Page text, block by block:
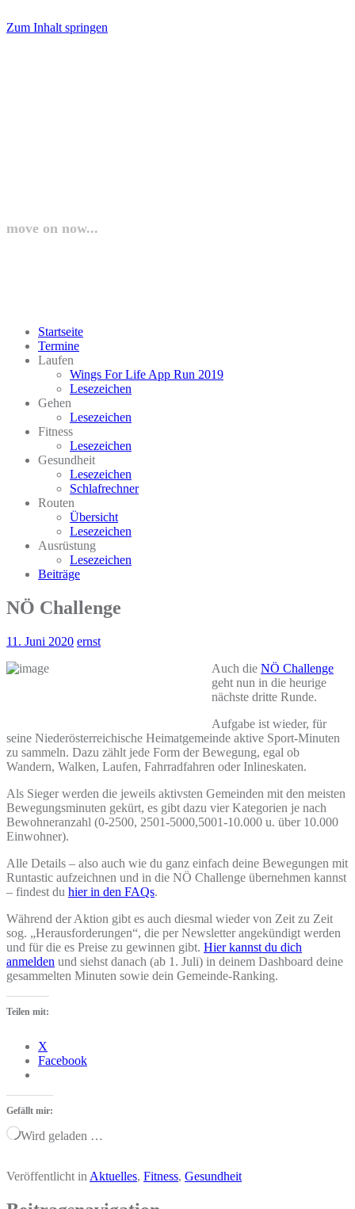
Zum Inhalt springen
move on now...
Startseite
Termine
Laufen
Wings For Life App Run 2019
Lesezeichen
Gehen
Lesezeichen
Fitness
Lesezeichen
Gesundheit
Lesezeichen
Schlafrechner
Routen
Übersicht
Lesezeichen
Ausrüstung
Lesezeichen
Beiträge
NÖ Challenge
11. Juni 2020 ernst
Auch die NÖ Challenge
geht nun in die heurige
nächste dritte Runde.
Aufgabe ist wieder, für
seine Niederösterreichische Heimatgemeinde aktive Sport-Minuten
zu sammeln. Dazu zählt jede Form der Bewegung, egal ob
Wandern, Walken, Laufen, Fahrradfahren oder Inlineskaten.
Als Sieger werden die jeweils aktivsten Gemeinden mit den meisten
Bewegungsminuten gekürt, es gibt dazu vier Kategorien je nach
Bewohneranzahl (0-2500, 2501-5000,5001-10.000 u. über 10.000
Einwohner).
Alle Details – also auch wie du ganz einfach deine Bewegungen mit
Runtastic aufzeichnen und in die NÖ Challenge übernehmen kannst
– findest du hier in den FAQs.
Während der Aktion gibt es auch diesmal wieder von Zeit zu Zeit
sog. „Herausforderungen“, die per Newsletter angekündigt werden
und für die es Preise zu gewinnen gibt. Hier kannst du dich
anmelden und siehst danach (ab 1. Juli) in deinem Dashboard deine
gesammelten Minuten sowie dein Gemeinde-Ranking.
Teilen mit:
X
Facebook
Gefällt mir:
Wird geladen …
Veröffentlicht in Aktuelles, Fitness, Gesundheit